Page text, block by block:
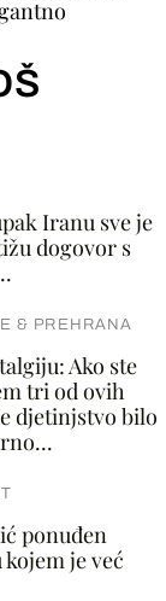
Iranu sve je
dogovor s
& PREHRANA
Ako ste
tri od ovih
djetinjstvo bilo
ponuđen
je već